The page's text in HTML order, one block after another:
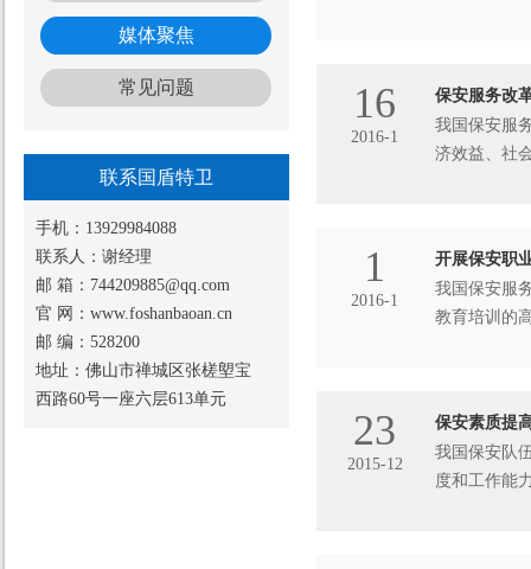
媒体聚焦
常见问题
联系国盾特卫
手机：13929984088
联系人：谢经理
邮 箱：744209885@qq.com
官 网：www.foshanbaoan.cn
邮 编：528200
地址：佛山市禅城区张槎塱宝
西路60号一座六层613单元
保安服务改
我国保安服
济效益、社
16
2016-1
开展保安职
我国保安服
教育培训的
1
2016-1
保安素质提
我国保安队
度和工作能
23
2015-12